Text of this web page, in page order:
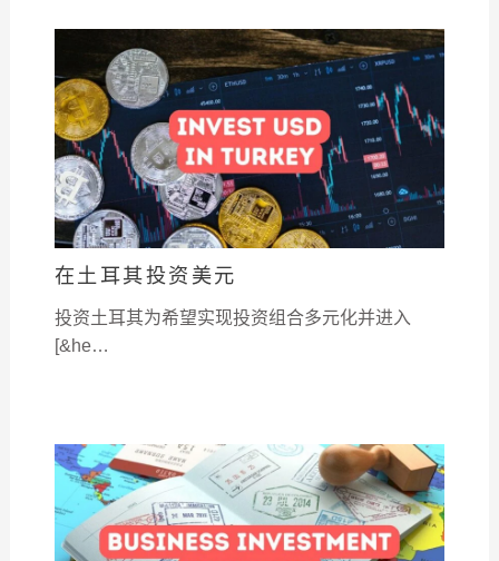
在土耳其投资美元
投资土耳其为希望实现投资组合多元化并进入
[&he…